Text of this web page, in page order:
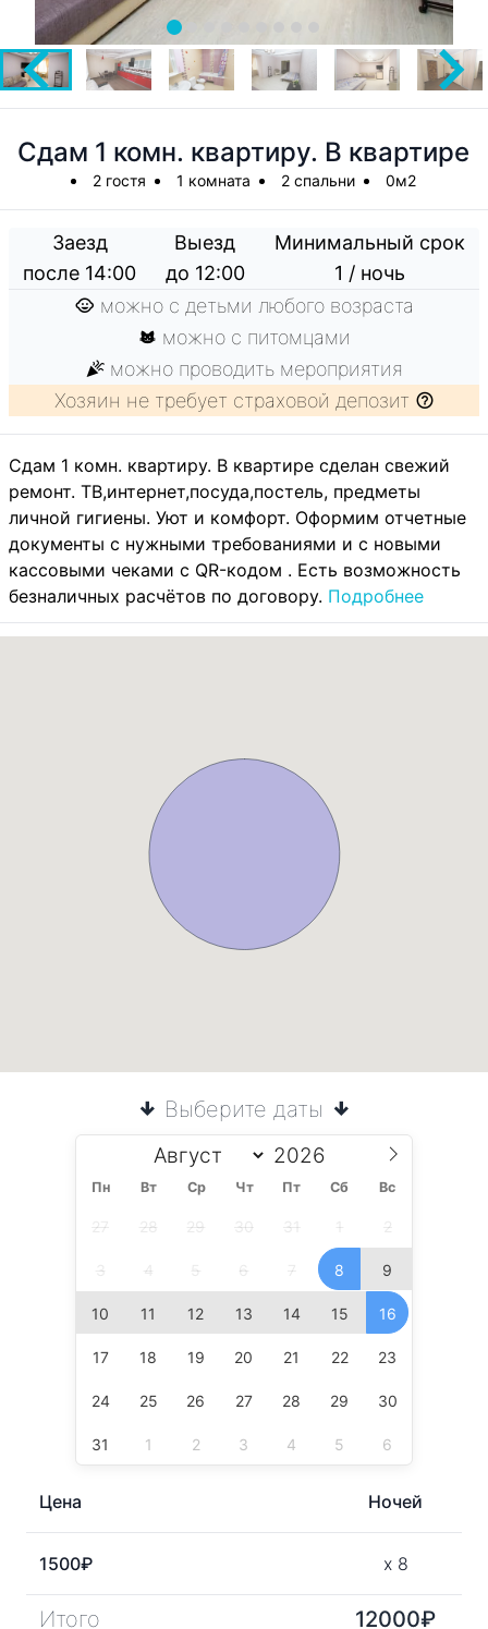
Сдам 1 комн. квартиру. В квартире
2 гостя 1 комната 2 спальни 0м2
Заезд
после 14:00
Выезд
до 12:00
Минимальный срок
1 / ночь
можно с детьми любого возраста
можно с питомцами
можно проводить мероприятия
Хозяин не требует страховой депозит
Сдам 1 комн. квартиру. В квартире сделан свежий
ремонт. ТВ,интернет,посуда,постель, предметы
личной гигиены. Уют и комфорт. Оформим отчетные
документы с нужными требованиями и с новыми
кассовыми чеками с QR-кодом . Есть возможность
безналичных расчётов по договору. Подробнее
Выберите даты
Пн Вт Ср Чт Пт Сб Вс
27 28 29 30 31 1 2
3 4 5 6 7 8 9
10 11 12 13 14 15 16
17 18 19 20 21 22 23
24 25 26 27 28 29 30
31 1 2 3 4 5 6
Цена Ночей
1500₽ x 8
Итого 12000₽